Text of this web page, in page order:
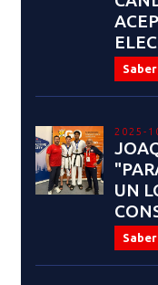
2025-
UN